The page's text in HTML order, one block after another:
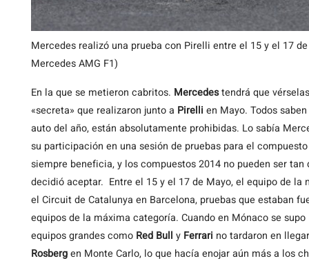
Mercedes realizó una prueba con Pirelli entre el 15 y el 17
Mercedes AMG F1)
En la que se metieron cabritos. Mercedestendrá que
«secreta» que realizaron junto a Pirelli en Mayo. Todos
auto del año, están absolutamente prohibidas. Lo sabía
su participación en una sesión de pruebas para el
siempre beneficia, y los compuestos 2014 no pueden ser
decidió aceptar. Entre el 15 y el 17 de Mayo, el equipo de
el Circuit de Catalunya en Barcelona, pruebas que estaban
equipos de la máxima categoría. Cuando en Mónaco se
equipos grandes como Red Bull y Ferrari no tardaron en
Rosbergen Monte Carlo, lo que hacía enojar aún más a los